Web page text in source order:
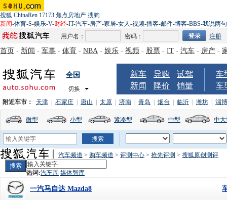
搜狐 ChinaRen 17173 焦点房地产 搜狗
新闻-体育-S-娱乐-V-财经-IT-汽车-房产-家居-女人-视频-播客-邮件-博客-BBS-我说两句
用户名：
密码： 注册
首页 - 新闻 - 军事 - 体育 - NBA - 娱乐 - 视频 - 股票 - IT - 汽车 - 房产 -
全国
切换
新车 导购
试驾
新闻
降价 销量
车
车
附近车市： 天津 石家庄 唐山 太原 济南 青岛 烟台 临沂 潍坊 淄博
微型 小型 紧凑型 中型 中
汽车频道 > 购车频道 > 评测中心 > 抢先评测 > 搜狐原创测评
热词:汽车周 媒体智库
一汽马自达 Mazda8